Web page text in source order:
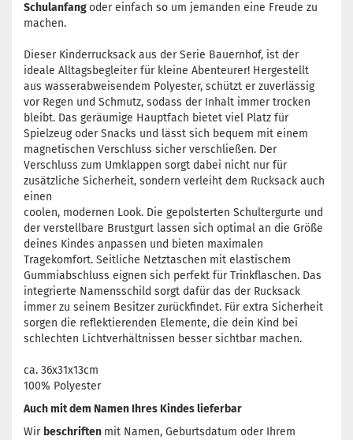
Schulanfangoder einfach so um jemanden eine Freude zu
machen.
Dieser Kinderrucksack aus der Serie Bauernhof, ist der
ideale Alltagsbegleiter für kleine Abenteurer! Hergestellt
aus wasserabweisendem Polyester, schützt er zuverlässig
vor Regen und Schmutz, sodass der Inhalt immer trocken
bleibt. Das geräumige Hauptfach bietet viel Platz für
Spielzeug oder Snacks und lässt sich bequem mit einem
magnetischen Verschluss sicher verschließen. Der
Verschluss zum Umklappen sorgt dabei nicht nur für
zusätzliche Sicherheit, sondern verleiht dem Rucksack auch
einen
coolen, modernen Look. Die gepolsterten Schultergurte und
der verstellbare Brustgurt lassen sich optimal an die Größe
deines Kindes anpassen und bieten maximalen
Tragekomfort. Seitliche Netztaschen mit elastischem
Gummiabschluss eignen sich perfekt für Trinkflaschen. Das
integrierte Namensschild sorgt dafür das der Rucksack
immer zu seinem Besitzer zurückfindet. Für extra Sicherheit
sorgen die reflektierenden Elemente, die dein Kind bei
schlechten Lichtverhältnissen besser sichtbar machen.
ca. 36x31x13cm
100% Polyester
Auch mit dem Namen Ihres Kindes lieferbar
Wir beschriften mit Namen, Geburtsdatum oder Ihrem